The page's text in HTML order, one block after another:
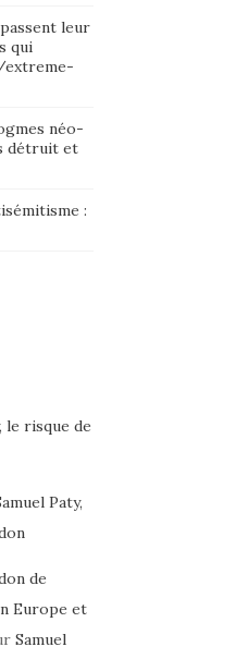
leur
qui
extreme-
néo-
détruit et
:
le risque de
Paty,
de
Europe et
Samuel